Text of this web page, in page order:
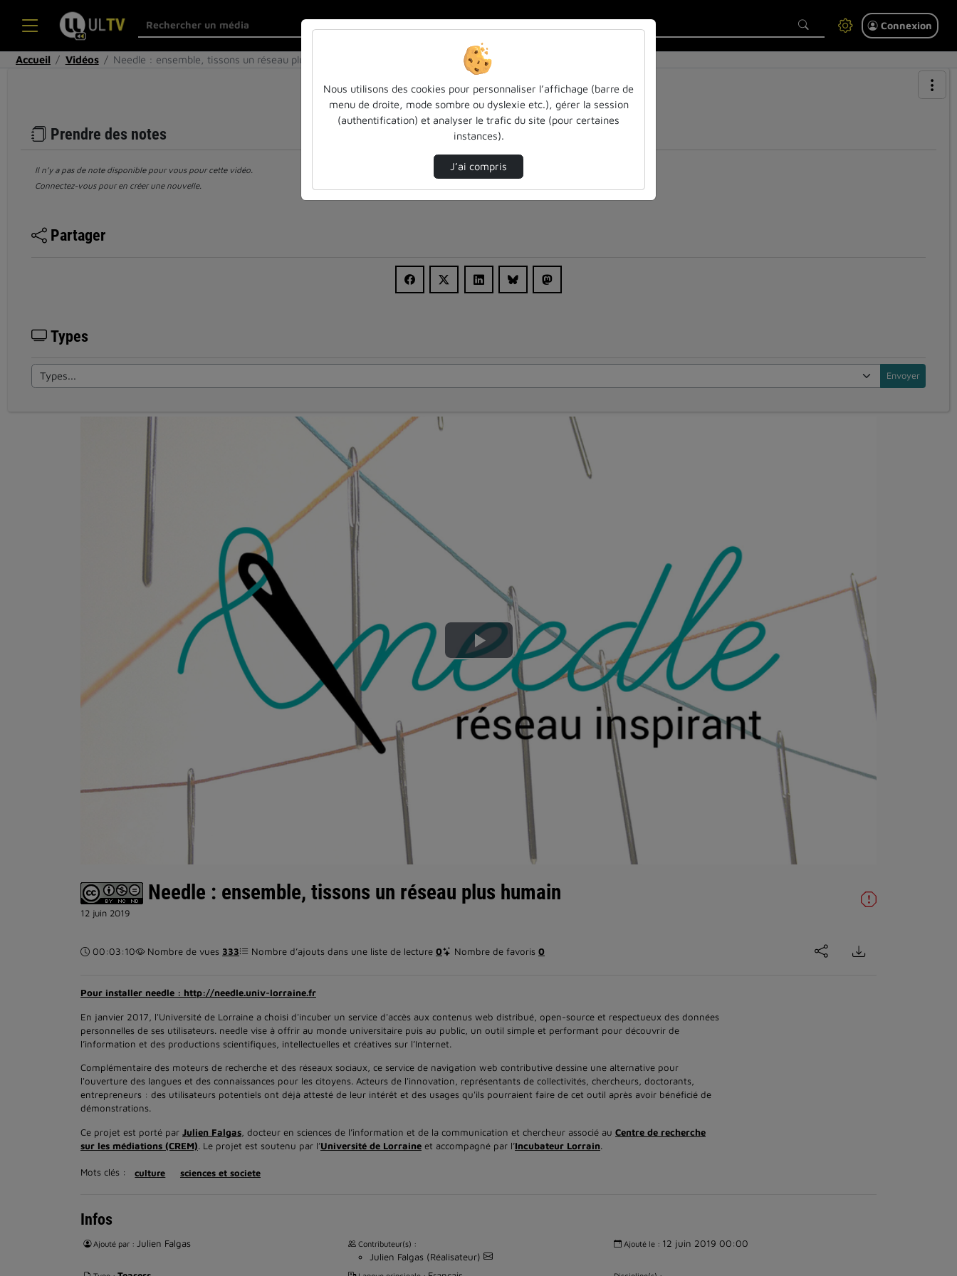
Connexion
Accueil Vidéos Needle : ensemble, tissons un réseau plus hu…
Prendre des notes
Il n’y a pas de note disponible pour vous pour cette vidéo.
Connectez-vous pour en créer une nouvelle.
Partager
Types
Lire
la
vidéo
Needle : ensemble, tissons un réseau plus humain
12 juin 2019
Durée :
00:03:10 Nombre de vues 333 Nombre d’ajouts dans une liste de lecture 0 Nombre de favoris 0
Pour installer needle : http://needle.univ-lorraine.fr
En janvier 2017, l'Université de Lorraine a choisi d'incuber un service d'accès aux contenus web distribué, open-source et respectueux des données
personnelles de ses utilisateurs. needle vise à offrir au monde universitaire puis au public, un outil simple et performant pour découvrir de
l’information et des productions scientifiques, intellectuelles et créatives sur l’Internet.
Complémentaire des moteurs de recherche et des réseaux sociaux, ce service de navigation web contributive dessine une alternative pour
l'ouverture des langues et des connaissances pour les citoyens. Acteurs de l'innovation, représentants de collectivités, chercheurs, doctorants,
entrepreneurs : des utilisateurs potentiels ont déjà attesté de leur intérêt et des usages qu'ils pourraient faire de cet outil après avoir bénéficié de
démonstrations.
Ce projet est porté par Julien Falgas , docteur en sciences de l’information et de la communication et chercheur associé au Centre de recherche
sur les médiations (CREM). Le projet est soutenu par l’Université de Lorraine et accompagné par l’Incubateur Lorrain.
Mots clés : culture sciences et societe
Infos
Ajouté par : Julien Falgas Contributeur(s) :
Julien Falgas (Réalisateur)
Ajouté le : 12 juin 2019 00:00
Nous utilisons des cookies pour personnaliser l’affichage (barre de
menu de droite, mode sombre ou dyslexie etc.), gérer la session
(authentification) et analyser le trafic du site (pour certaines
instances).
J’ai compris